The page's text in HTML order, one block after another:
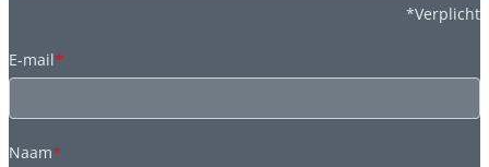
*Verplicht
E-mail*
Naam*